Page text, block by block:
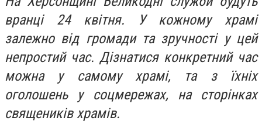
вранці 24 квітня. У кожному храмі
залежно від громади та зручності у цей
непростий час. Дізнатися конкретний час
можна у самому храмі, та з їхніх
оголошень у соцмережах, на сторінках
священиків храмів.